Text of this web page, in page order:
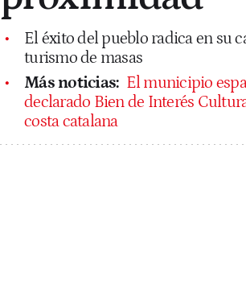
El éxito del pueblo radica en su
turismo de masas
Más noticias: El municipio
declarado Bien de Interés
costa catalana